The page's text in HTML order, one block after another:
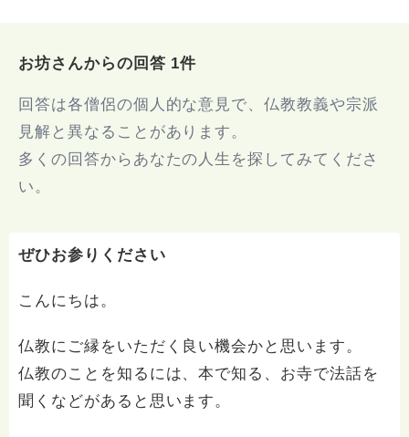
お坊さんからの回答 1件
回答は各僧侶の個人的な意見で、仏教教義や宗派
見解と異なることがあります。
多くの回答からあなたの人生を探してみてくださ
い。
ぜひお参りください
こんにちは。
仏教にご縁をいただく良い機会かと思います。
仏教のことを知るには、本で知る、お寺で法話を
聞くなどがあると思います。